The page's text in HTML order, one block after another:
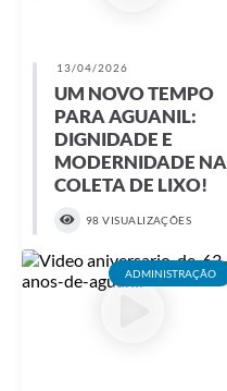
13/04/2026
UM NOVO TEMPO
PARA AGUANIL:
DIGNIDADE E
MODERNIDADE NA
COLETA DE LIXO!
98 VISUALIZAÇÕES
ADMINISTRAÇÃO